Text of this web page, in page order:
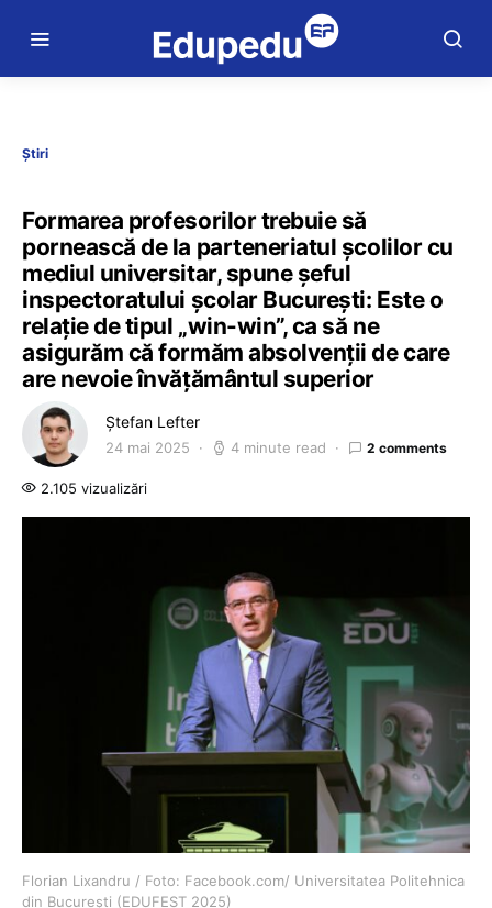
Știri
Formarea profesorilor trebuie să
pornească de la parteneriatul școlilor cu
mediul universitar, spune șeful
inspectoratului școlar București: Este o
relație de tipul „win-win”, ca să ne
asigurăm că formăm absolvenții de care
are nevoie învățământul superior
Ștefan Lefter
24 mai 2025 4 minute read 2 comments
2.105 vizualizări
Florian Lixandru / Foto: Facebook.com/ Universitatea Politehnica
din București (EDUFEST 2025)